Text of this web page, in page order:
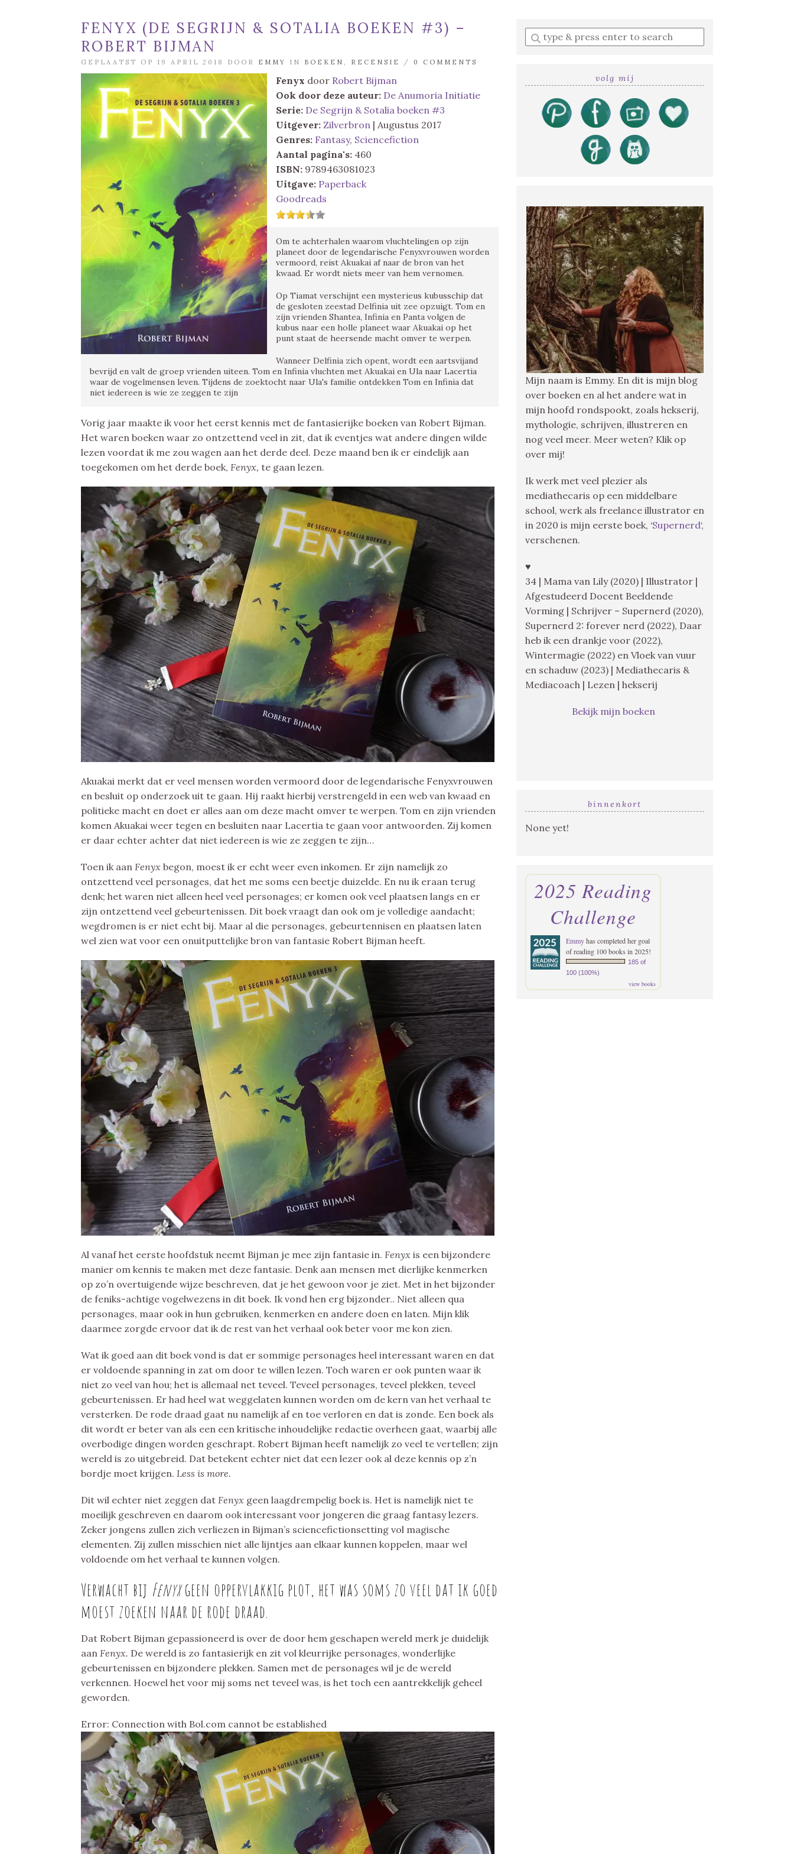
FENYX (DE SEGRIJN & SOTALIA BOEKEN #3) –
ROBERT BIJMAN
GEPLAATST OP 19 APRIL 2018 DOOR EMMY IN BOEKEN , RECENSIE / 0 COMMENTS
Fenyx door Robert Bijman
Ook door deze auteur: De Anumoria Initiatie
Serie: De Segrijn & Sotalia boeken #3
Uitgever: Zilverbron | Augustus 2017
Genres: Fantasy, Sciencefiction
Aantal pagina's: 460
ISBN: 9789463081023
Uitgave: Paperback
Goodreads
Om te achterhalen waarom vluchtelingen op zijn
planeet door de legendarische Fenyxvrouwen worden
vermoord, reist Akuakai af naar de bron van het
kwaad. Er wordt niets meer van hem vernomen.
Op Tiamat verschijnt een mysterieus kubusschip dat
de gesloten zeestad Delfinia uit zee opzuigt. Tom en
zijn vrienden Shantea, Infinia en Panta volgen de
kubus naar een holle planeet waar Akuakai op het
punt staat de heersende macht omver te werpen.
Wanneer Delfinia zich opent, wordt een aartsvijand
bevrijd en valt de groep vrienden uiteen. Tom en Infinia vluchten met Akuakai en Ula naar Lacertia
waar de vogelmensen leven. Tijdens de zoektocht naar Ula's familie ontdekken Tom en Infinia dat
niet iedereen is wie ze zeggen te zijn
Vorig jaar maakte ik voor het eerst kennis met de fantasierijke boeken van Robert Bijman.
Het waren boeken waar zo ontzettend veel in zit, dat ik eventjes wat andere dingen wilde
lezen voordat ik me zou wagen aan het derde deel. Deze maand ben ik er eindelijk aan
toegekomen om het derde boek, Fenyx, te gaan lezen.
Akuakai merkt dat er veel mensen worden vermoord door de legendarische Fenyxvrouwen
en besluit op onderzoek uit te gaan. Hij raakt hierbij verstrengeld in een web van kwaad en
politieke macht en doet er alles aan om deze macht omver te werpen. Tom en zijn vrienden
komen Akuakai weer tegen en besluiten naar Lacertia te gaan voor antwoorden. Zij komen
er daar echter achter dat niet iedereen is wie ze zeggen te zijn…
Toen ik aan Fenyx begon, moest ik er echt weer even inkomen. Er zijn namelijk zo
ontzettend veel personages, dat het me soms een beetje duizelde. En nu ik eraan terug
denk; het waren niet alleen heel veel personages; er komen ook veel plaatsen langs en er
zijn ontzettend veel gebeurtenissen. Dit boek vraagt dan ook om je volledige aandacht;
wegdromen is er niet echt bij. Maar al die personages, gebeurtennisen en plaatsen laten
wel zien wat voor een onuitputtelijke bron van fantasie Robert Bijman heeft.
Al vanaf het eerste hoofdstuk neemt Bijman je mee zijn fantasie in. Fenyx is een bijzondere
manier om kennis te maken met deze fantasie. Denk aan mensen met dierlijke kenmerken
op zo’n overtuigende wijze beschreven, dat je het gewoon voor je ziet. Met in het bijzonder
de feniks-achtige vogelwezens in dit boek. Ik vond hen erg bijzonder.. Niet alleen qua
personages, maar ook in hun gebruiken, kenmerken en andere doen en laten. Mijn klik
daarmee zorgde ervoor dat ik de rest van het verhaal ook beter voor me kon zien.
Wat ik goed aan dit boek vond is dat er sommige personages heel interessant waren en dat
er voldoende spanning in zat om door te willen lezen. Toch waren er ook punten waar ik
niet zo veel van hou; het is allemaal net teveel. Teveel personages, teveel plekken, teveel
gebeurtenissen. Er had heel wat weggelaten kunnen worden om de kern van het verhaal te
versterken. De rode draad gaat nu namelijk af en toe verloren en dat is zonde. Een boek als
dit wordt er beter van als een een kritische inhoudelijke redactie overheen gaat, waarbij alle
overbodige dingen worden geschrapt. Robert Bijman heeft namelijk zo veel te vertellen; zijn
wereld is zo uitgebreid. Dat betekent echter niet dat een lezer ook al deze kennis op z’n
bordje moet krijgen. Less is more.
Dit wil echter niet zeggen dat Fenyx geen laagdrempelig boek is. Het is namelijk niet te
moeilijk geschreven en daarom ook interessant voor jongeren die graag fantasy lezers.
Zeker jongens zullen zich verliezen in Bijman’s sciencefictionsetting vol magische
elementen. Zij zullen misschien niet alle lijntjes aan elkaar kunnen koppelen, maar wel
voldoende om het verhaal te kunnen volgen.
Verwacht bij Fenyxgeen oppervlakkig plot, het was soms zo veel dat ik goed
moest zoeken naar de rode draad.
Dat Robert Bijman gepassioneerd is over de door hem geschapen wereld merk je duidelijk
aan Fenyx. De wereld is zo fantasierijk en zit vol kleurrijke personages, wonderlijke
gebeurtenissen en bijzondere plekken. Samen met de personages wil je de wereld
verkennen. Hoewel het voor mij soms net teveel was, is het toch een aantrekkelijk geheel
geworden.
Error: Connection with Bol.com cannot be established
Enter
a
volg mij
Mijn naam is Emmy. En dit is mijn blog
over boeken en al het andere wat in
mijn hoofd rondspookt, zoals hekserij,
mythologie, schrijven, illustreren en
nog veel meer. Meer weten? Klik op
over mij!
Ik werk met veel plezier als
mediathecaris op een middelbare
school, werk als freelance illustrator en
in 2020 is mijn eerste boek, ‘Supernerd‘,
verschenen.
♥
34 | Mama van Lily (2020) | Illustrator |
Afgestudeerd Docent Beeldende
Vorming | Schrijver – Supernerd (2020),
Supernerd 2: forever nerd (2022), Daar
heb ik een drankje voor (2022),
Wintermagie (2022) en Vloek van vuur
en schaduw (2023) | Mediathecaris &
Mediacoach | Lezen | hekserij
Bekijk mijn boeken
binnenkort
None yet!
2025 Reading
Challenge
Emmyhas completed her goal
of reading 100 books in 2025!
185 of
100 (100%)
view books